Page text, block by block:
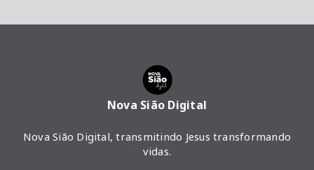
Nova Sião Digital
Nova Sião Digital, transmitindo Jesus transformando
vidas.